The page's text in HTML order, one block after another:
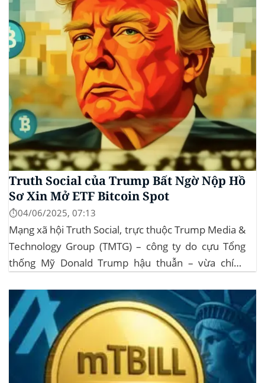
Beautiful Bill” của Trump,...
Truth Social của Trump Bất Ngờ Nộp Hồ
Sơ Xin Mở ETF Bitcoin Spot
⏱️04/06/2025, 07:13
Mạng xã hội Truth Social, trực thuộc Trump Media &
Technology Group (TMTG) – công ty do cựu Tổng
thống Mỹ Donald Trump hậu thuẫn – vừa chính
dịch Mỹ (SEC) để xin phê duyệt quỹ ETF Bitcoin...